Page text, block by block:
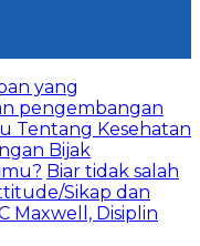
yang
pengembangan
Tentang Kesehatan
Bijak
Biar tidak salah
Sikap dan
Maxwell, Disiplin